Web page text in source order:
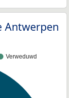
Antwerpen
Verweduwd